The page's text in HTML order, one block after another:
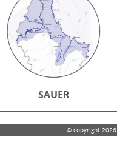
SAUER
© copyright